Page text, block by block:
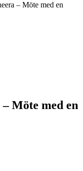
– Möte med en
Möte med en